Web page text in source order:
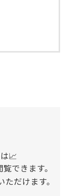
📈
できます。
だけます。